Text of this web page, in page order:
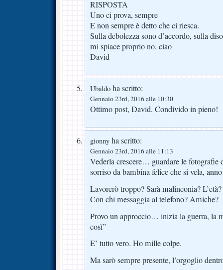
RISPOSTA
Uno ci prova, sempre
E non sempre è detto che ci riesca.
Sulla debolezza sono d’accordo, sulla
mi spiace proprio no, ciao
David
Ubaldo ha scritto:
Gennaio 23rd, 2016 alle 10:30
Ottimo post, David. Condivido in pieno!
gionny ha scritto:
Gennaio 23rd, 2016 alle 11:13
Vederla crescere… guardare le fotografie
sorriso da bambina felice che si vela,
Lavorerò troppo? Sarà malinconia?
Con chi messaggia al telefono? Amiche?
Provo un approccio… inizia la guerra, la
così”
E’ tutto vero. Ho mille colpe.
Ma sarò sempre presente, l’orgoglio